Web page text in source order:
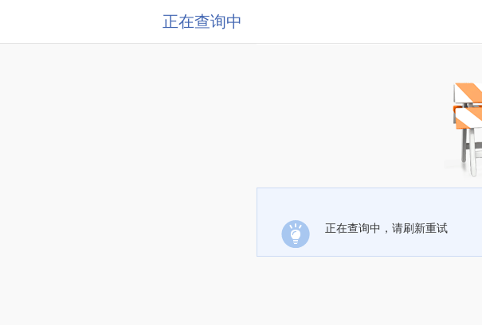
正在查询中
正在查询中，请刷新重试